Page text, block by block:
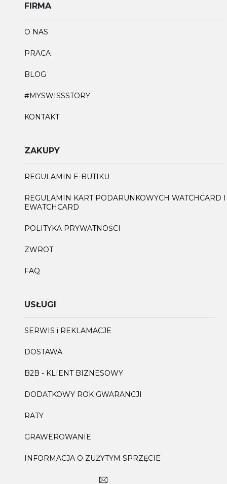
FIRMA
O NAS
PRACA
BLOG
#MYSWISSSTORY
KONTAKT
ZAKUPY
REGULAMIN E-BUTIKU
REGULAMIN KART PODARUNKOWYCH WATCHCARD I
EWATCHCARD
POLITYKA PRYWATNOŚCI
ZWROT
FAQ
USŁUGI
SERWIS i REKLAMACJE
DOSTAWA
B2B - KLIENT BIZNESOWY
DODATKOWY ROK GWARANCJI
RATY
GRAWEROWANIE
INFORMACJA O ZUŻYTYM SPRZĘCIE